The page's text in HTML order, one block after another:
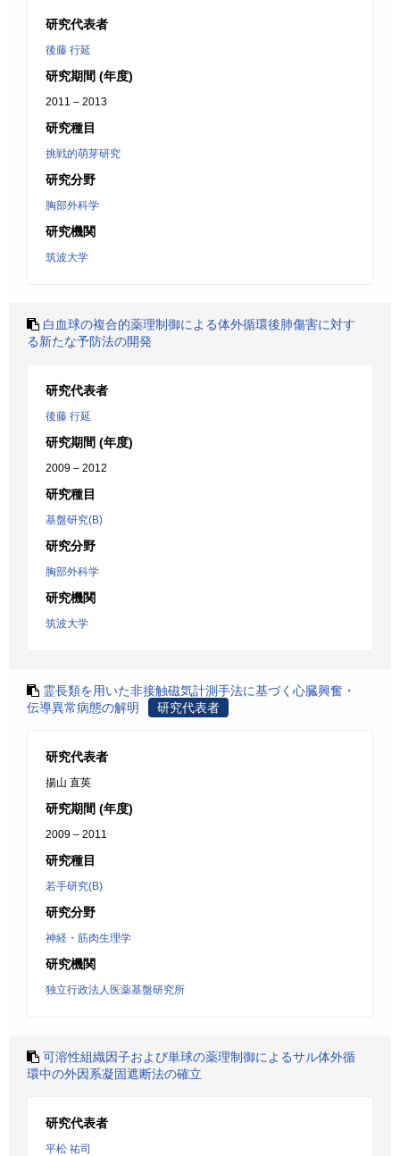
研究代表者
後藤 行延
研究期間 (年度)
2011 – 2013
研究種目
挑戦的萌芽研究
研究分野
胸部外科学
研究機関
筑波大学
白血球の複合的薬理制御による体外循環後肺傷害に対す
る新たな予防法の開発
研究代表者
後藤 行延
研究期間 (年度)
2009 – 2012
研究種目
基盤研究(B)
研究分野
胸部外科学
研究機関
筑波大学
霊長類を用いた非接触磁気計測手法に基づく心臓興奮・
伝導異常病態の解明
研究代表者
研究代表者
揚山 直英
研究期間 (年度)
2009 – 2011
研究種目
若手研究(B)
研究分野
神経・筋肉生理学
研究機関
独立行政法人医薬基盤研究所
可溶性組織因子および単球の薬理制御によるサル体外循
環中の外因系凝固遮断法の確立
研究代表者
平松 祐司